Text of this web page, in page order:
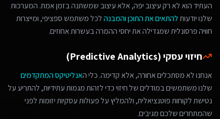
העתיד הוא לא רק עיצוב יפה, אלא עיצוב שמשתנה בזמן אמת. המערכות
שלנו יודעותלהתאים את התוכן והמבנהלכל משתמש ספציפי, ומייצרות
חוויה פרסונלית שמגדילה את יחסי ההמרה בעשרות אחוזים.
חיזוי עסקי (Predictive Analytics)
אנחנו לא מסתכלים אחורה, אלא קדימה. כלי האנליטיקס המתקדמים
שלנו משתמשים במודלים של חיזוי כדי לזהות מגמות עתידיות, להתריע על
נטישת לקוחות פוטנציאלית, ולהמליץ על פעולות עסקיות יזומות לפני
שהמתחרים שלכם מגיבים.